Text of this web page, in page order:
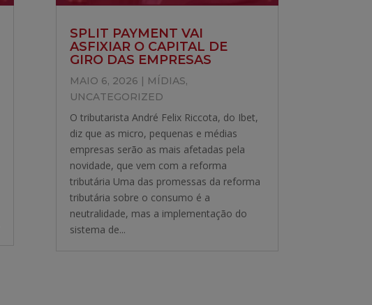
SPLIT PAYMENT VAI
ASFIXIAR O CAPITAL DE
GIRO DAS EMPRESAS
MAIO 6, 2026 | MÍDIAS,
UNCATEGORIZED
O tributarista André Felix Riccota, do Ibet,
diz que as micro, pequenas e médias
empresas serão as mais afetadas pela
novidade, que vem com a reforma
tributária Uma das promessas da reforma
tributária sobre o consumo é a
neutralidade, mas a implementação do
sistema de...